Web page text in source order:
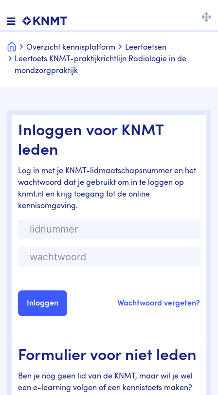
HomeOverzicht kennisplatform
Leertoetsen
Leertoets KNMT-praktijkrichtlijn Radiologie in de
mondzorgpraktijk
Inloggen voor KNMT
leden
Log in met je KNMT-lidmaatschapsnummer en het
wachtwoord dat je gebruikt om in te loggen op
knmt.nl en krijg toegang tot de online
kennisomgeving.
Wachtwoord vergeten?
Formulier voor niet leden
Ben je nog geen lid van de KNMT, maar wil je wel
een e-learning volgen of een kennistoets maken?